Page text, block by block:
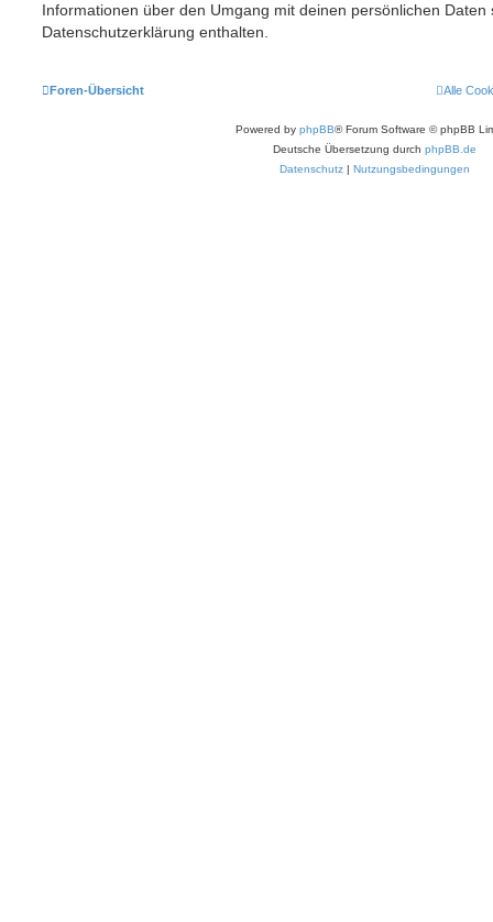
Informationen über den Umgang mit deinen persönlichen Daten
Datenschutzerklärung enthalten.
Foren-Übersicht Alle
Powered by phpBB® Forum Software © phpBB
Deutsche Übersetzung durch phpBB.de
Datenschutz | Nutzungsbedingungen